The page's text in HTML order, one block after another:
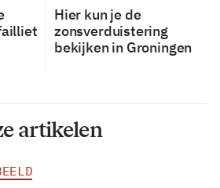
Hier kun je de
zonsverduistering
bekijken in Groningen
artikelen